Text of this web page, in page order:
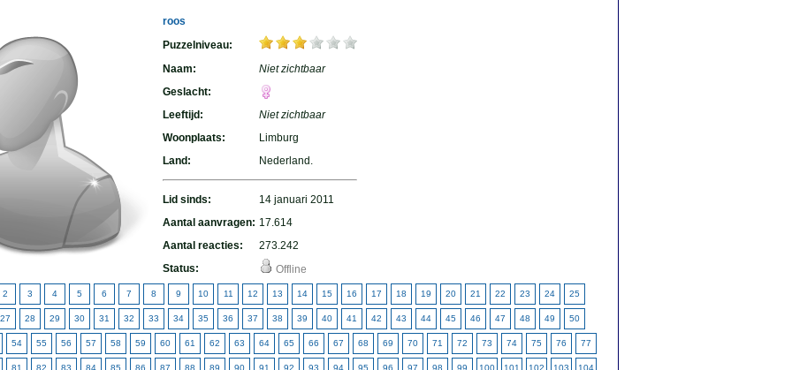
roos
Puzzelniveau:
Naam:
Niet zichtbaar
Geslacht:
Leeftijd:
Niet zichtbaar
Woonplaats:
Limburg
Land:
Nederland.
Lid sinds:
14 januari 2011
Aantal aanvragen: 17.614
Aantal reacties:
273.242
Status:
Offline
2 3 4 5 6 7 8 9 10 11 12 13 14 15 16 17 18 19 20 21 22 23 24 25
27 28 29 30 31 32 33 34 35 36 37 38 39 40 41 42 43 44 45 46 47 48 49 50
54 55 56 57 58 59 60 61 62 63 64 65 66 67 68 69 70 71 72 73 74 75 76 77
81 82 83 84 85 86 87 88 89 90 91 92 93 94 95 96 97 98 99 100 101 102 103 104